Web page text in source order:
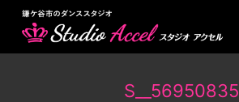
S__56950835